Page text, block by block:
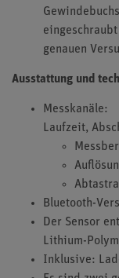
genauen
Ausstattung und
Messkanäle:
Laufzeit,
Bluetooth-
Der Sensor
Lithium-
Inklusive: